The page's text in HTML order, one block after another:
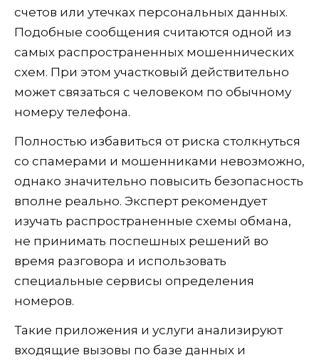
счетов или утечках персональных данных.
Подобные сообщения считаются одной из
самых распространенных мошеннических
схем. При этом участковый действительно
может связаться с человеком по обычному
номеру телефона.
Полностью избавиться от риска столкнуться
со спамерами и мошенниками невозможно,
однако значительно повысить безопасность
вполне реально. Эксперт рекомендует
изучать распространенные схемы обмана,
не принимать поспешных решений во
время разговора и использовать
специальные сервисы определения
номеров.
Такие приложения и услуги анализируют
входящие вызовы по базе данных и